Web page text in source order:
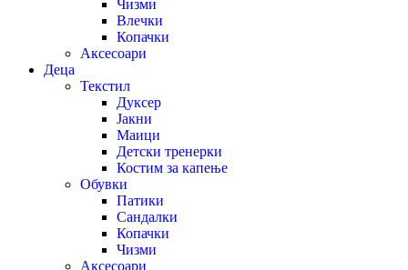
Чизми
Влечки
Копачки
Аксесоари
Деца
Текстил
Дуксер
Јакни
Маици
Детски тренерки
Костим за капење
Обувки
Патики
Сандалки
Копачки
Чизми
Аксесоари